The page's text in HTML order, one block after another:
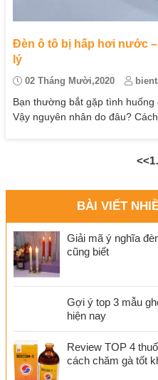
Đèn ô tô bị hấp hơi nước
lý
02 Tháng Mười,2020
Bạn thường bắt gặp tình huống
Vậy nguyên nhân do đâu?
<<1
BÀI VIẾT
Giải mã ý nghĩa
cũng biết
Gợi ý top 3 mẫu
hiện nay
Review TOP 4
cách chăm gà tốt